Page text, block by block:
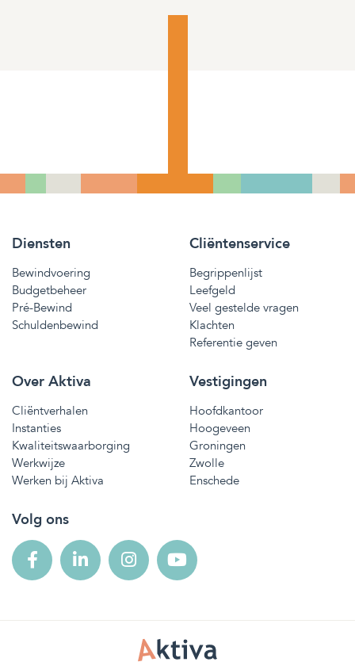
Diensten
Bewindvoering
Budgetbeheer
Pré-Bewind
Schuldenbewind
Cliëntenservice
Begrippenlijst
Leefgeld
Veel gestelde vragen
Klachten
Referentie geven
Over Aktiva
Cliëntverhalen
Instanties
Kwaliteitswaarborging
Werkwijze
Werken bij Aktiva
Vestigingen
Hoofdkantoor
Hoogeveen
Groningen
Zwolle
Enschede
Volg ons